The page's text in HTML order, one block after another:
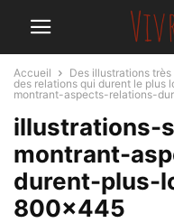
Accueil
Des illustrations
des relations qui durent le plus
montrant-aspects-relations-
illustrations-
montrant-
durent-plus-
800×445